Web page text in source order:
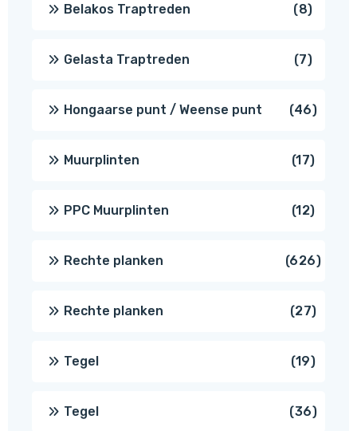
Belakos Traptreden 88
Gelasta Traptreden 77
Hongaarse punt / Weense punt 4646
Muurplinten 1717
PPC Muurplinten 1212
Rechte planken 626626
Rechte planken 2727
Tegel 1919
Tegel 3636